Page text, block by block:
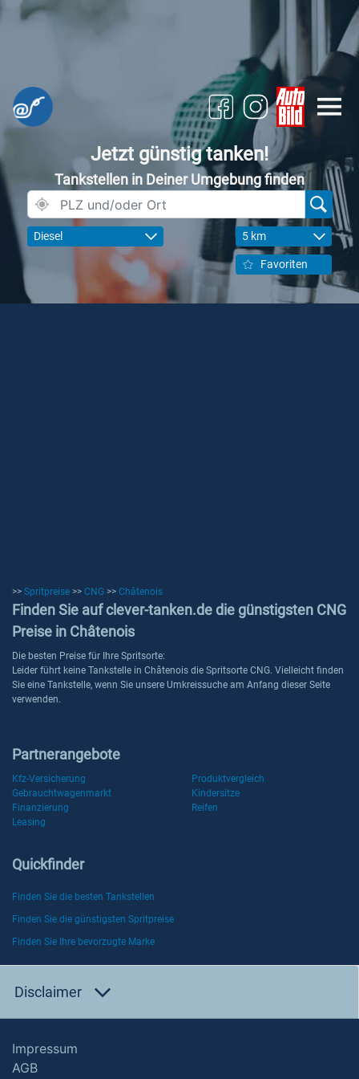
Jetzt günstig tanken!
Tankstellen in Deiner Umgebung finden
Diesel 5 km
Favoriten
>> Spritpreise >> CNG >> Châtenois
Finden Sie auf clever-tanken.de die günstigsten CNG
Preise in Châtenois
Die besten Preise für Ihre Spritsorte:
Leider führt keine Tankstelle in Châtenois die Spritsorte CNG. Vielleicht finden
Sie eine Tankstelle, wenn Sie unsere Umkreissuche am Anfang dieser Seite
verwenden.
Partnerangebote
Kfz-Versicherung
Produktvergleich
Gebrauchtwagenmarkt
Kindersitze
Finanzierung
Reifen
Leasing
Quickfinder
Finden Sie die besten Tankstellen
Finden Sie die günstigsten Spritpreise
Finden Sie Ihre bevorzugte Marke
Disclaimer
Impressum
AGB